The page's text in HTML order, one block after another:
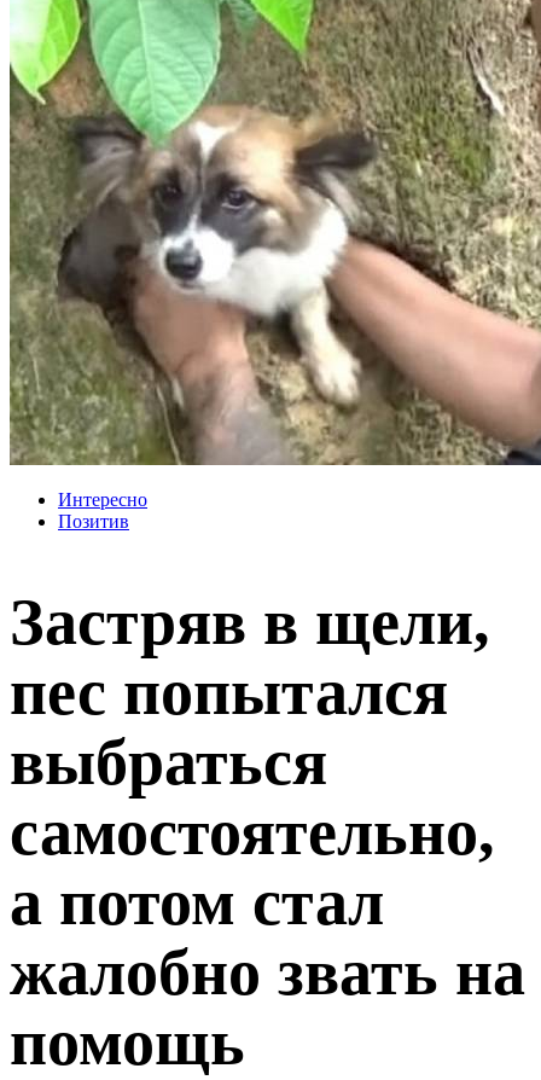
Интересно
Позитив
Застряв в щели,
пес попытался
выбраться
самостоятельно,
а потом стал
жалобно звать на
помощь